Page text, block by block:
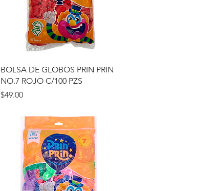
Vista rápida
BOLSA DE GLOBOS PRIN PRIN
NO.7 ROJO C/100 PZS
Precio
$49.00